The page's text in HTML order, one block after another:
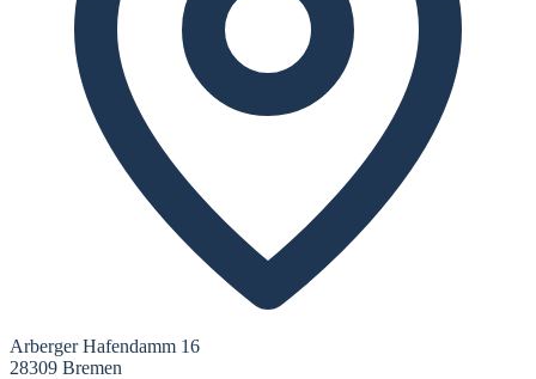
Arberger Hafendamm 16
28309 Bremen